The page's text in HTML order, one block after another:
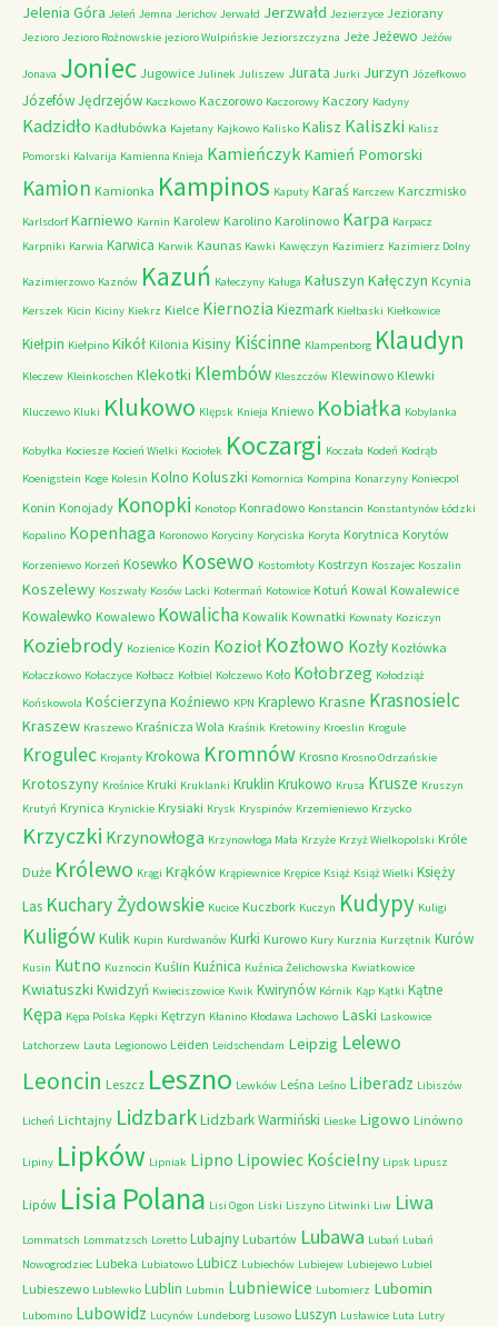
Jelenia Góra Jeleń Jemna Jerichov Jerwałd Jerzwałd Jezierzyce Jeziorany
Jezioro Jezioro Rożnowskie jezioro Wulpińskie Jeziorszczyzna Jeże Jeżewo Jeżów
Jonava Joniec Jugowice Julinek Juliszew Jurata Jurki Jurzyn Józefkowo
JózefówJędrzejów Kaczkowo Kaczorowo Kaczorowy Kaczory Kadyny
Kadzidło Kadłubówka Kajetany Kajkowo Kalisko Kalisz Kaliszki Kalisz
Pomorski Kalvarija Kamienna Knieja Kamieńczyk Kamień Pomorski
Kamion Kamionka Kampinos Kaputy Karaś Karczew Karczmisko
Karlsdorf Karniewo Karnin Karolew Karolino Karolinowo Karpa Karpacz
Karpniki Karwia Karwica Karwik Kaunas Kawki Kawęczyn Kazimierz Kazimierz Dolny
Kazimierzowo Kaznów Kazuń Kałeczyny Kaługa Kałuszyn Kałęczyn Kcynia
Kerszek Kicin Kiciny Kiekrz Kielce Kiernozia Kiezmark Kiełbaski Kiełkowice
Kiełpin Kiełpino Kikół Kilonia Kisiny Kiścinne Klampenborg Klaudyn
Kleczew Kleinkoschen Klekotki Klembów Kleszczów Klewinowo Klewki
Kluczewo Kluki Klukowo Klępsk Knieja Kniewo Kobiałka Kobylanka
Kobyłka Kociesze Kocień Wielki Kociołek Koczargi Koczała Kodeń Kodrąb
Koenigstein Koge Kolesin Kolno Koluszki Komornica Kompina Konarzyny Koniecpol
Konin Konojady Konopki Konotop Konradowo Konstancin Konstantynów Łódzki
Kopalino Kopenhaga Koronowo Koryciny Koryciska Koryta Korytnica Korytów
Korzeniewo Korzeń Kosewko Kosewo Kostomłoty Kostrzyn Koszajec Koszalin
Koszelewy Koszwały Kosów Lacki Kotermań Kotowice Kotuń Kowal Kowalewice
Kowalewko Kowalewo Kowalicha Kowalik Kownatki Kownaty Koziczyn
Koziebrody Kozienice Kozin Kozioł Kozłowo Kozły Kozłówka
Kołaczkowo Kołaczyce Kołbacz Kołbiel Kołczewo Koło Kołobrzeg Kołodziąż
Końskowola Kościerzyna Koźniewo KPN Kraplewo Krasne Krasnosielc
Kraszew Kraszewo Kraśnicza Wola Kraśnik Kretowiny Kroeslin Krogule
Krogulec Krojanty Krokowa Kromnów Krosno Krosno Odrzańskie
Krotoszyny Krośnice Kruki Kruklanki Kruklin Krukowo Krusa Krusze Kruszyn
Krutyń Krynica Krynickie Krysiaki Krysk Kryspinów Krzemieniewo Krzycko
Krzyczki Krzynowłoga Krzynowłoga Mała Krzyże Krzyż Wielkopolski Króle
Duże Królewo Krągi Krąków Krąpiewnice Krępice Książ Książ Wielki Księży
Las Kuchary Żydowskie Kucice Kuczbork Kuczyn Kudypy Kuligi
KuligówKulik Kupin Kurdwanów Kurki Kurowo Kury Kurznia Kurzętnik Kurów
Kusin Kutno Kuznocin Kuślin Kuźnica Kuźnica Żelichowska Kwiatkowice
Kwiatuszki Kwidzyń Kwieciszowice Kwik Kwirynów Kórnik Kąp Kątki Kątne
Kępa Kępa Polska Kępki Kętrzyn Kłanino Kłodawa Lachowo Laski Laskowice
Latchorzew Lauta Legionowo Leiden Leidschendam Leipzig Lelewo
Leoncin Leszcz Leszno Lewków Leśna Leśno Liberadz Libiszów
Licheń Lichtajny LidzbarkLidzbark Warmiński Lieske Ligowo Linówno
Lipiny Lipków Lipniak Lipno Lipowiec Kościelny Lipsk Lipusz
Lipów Lisia Polana Lisi Ogon Liski Liszyno Litwinki Liw Liwa
Lommatsch Lommatzsch Loretto Lubajny Lubartów Lubawa Lubań Lubań
Nowogrodziec Lubeka Lubiatowo Lubicz Lubiechów Lubiejew Lubiejewo Lubiel
Lubieszewo Lublewko Lublin Lubmin Lubniewice Lubomierz Lubomin
Lubomino Lubowidz Lucynów Lundeborg Lusowo Luszyn Lusławice Luta Lutry